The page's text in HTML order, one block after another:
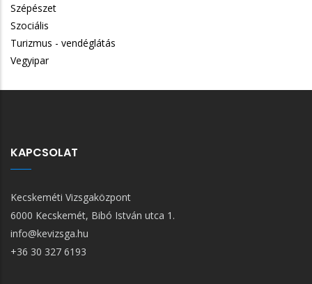
Szépészet
Szociális
Turizmus - vendéglátás
Vegyipar
KAPCSOLAT
Kecskeméti Vizsgaközpont
6000 Kecskemét, Bibó István utca 1.
info@kevizsga.hu
+36 30 327 6193